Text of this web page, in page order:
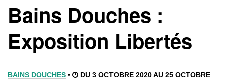
Bains Douches :
Exposition Libertés
BAINS DOUCHES •
DU 3 OCTOBRE 2020 AU 25 OCTOBRE